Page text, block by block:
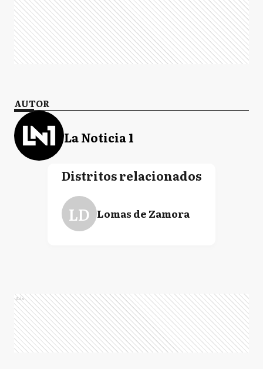
AUTOR
La Noticia 1
Distritos relacionados
LD Lomas de Zamora
Ads